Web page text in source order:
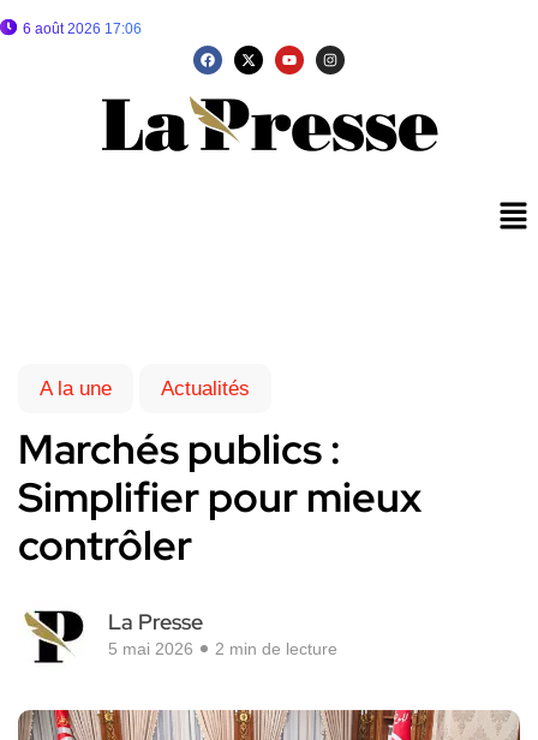
6 août 2026 17:06
A la une Actualités
Marchés publics :
Simplifier pour mieux
contrôler
La Presse
5 mai 2026 2 min de lecture